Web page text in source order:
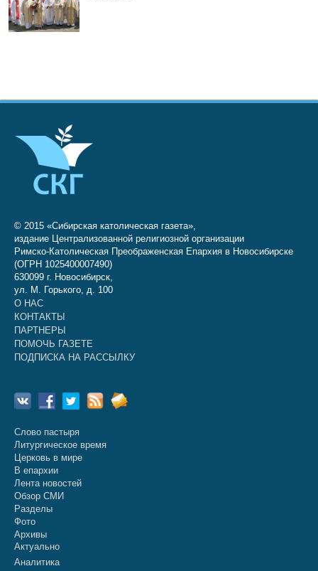
© 2015 «Сибирская католическая газета»,
издание Централизованной религиозной организации
Римско-Католическая Преображенская Епархия в Новосибирске
(ОГРН 1025400007490)
630099 г. Новосибирск,
ул. М. Горького, д. 100
О НАС
КОНТАКТЫ
ПАРТНЕРЫ
ПОМОЧЬ ГАЗЕТЕ
ПОДПИСКА НА РАССЫЛКУ
Слово пастыря
Литургическое время
Церковь в мире
В епархии
Лента новостей
Обзор СМИ
Разделы
Фото
Архивы
Актуально
Аналитика